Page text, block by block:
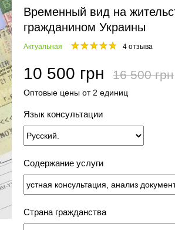
Временный вид на
гражданином Украины
Актуальная 4 отзыва
10 500 грн 16 500 грн
Оптовые цены от 2 единиц
Язык консультации
Содержание услуги
Страна гражданства